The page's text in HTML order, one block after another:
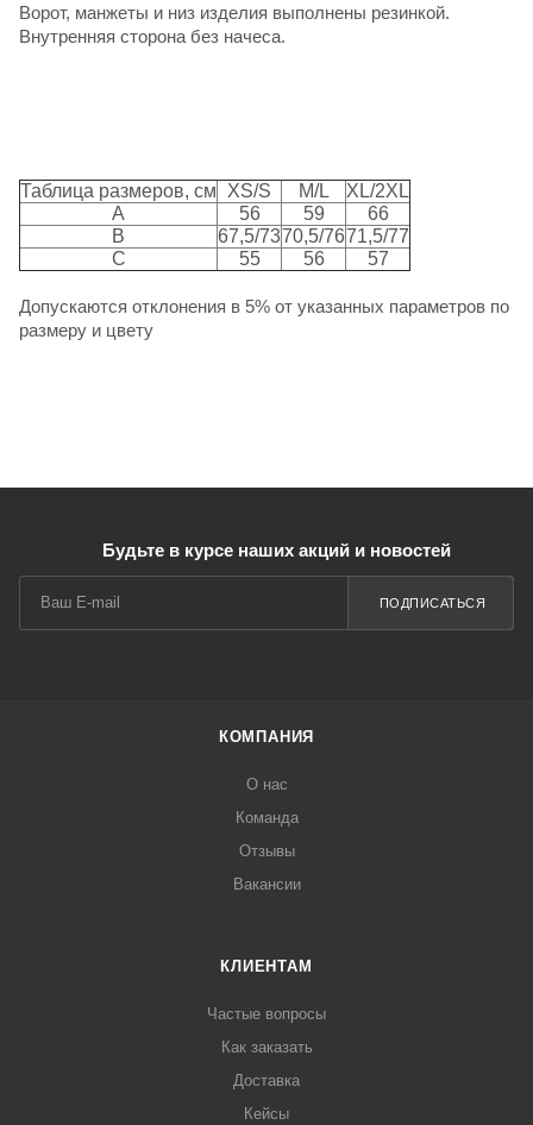
Ворот, манжеты и низ изделия выполнены резинкой.
Внутренняя сторона без начеса.
Таблица размеров, см XS/S M/L
XL/2XL
A
56 59
66
B
67,5/7370,5/7671,5/77
C
55 56 57
Допускаются отклонения в 5% от указанных параметров по
размеру и цвету
Будьте в курсе наших акций и новостей
ПОДПИСАТЬСЯ
КОМПАНИЯ
О нас
Команда
Отзывы
Вакансии
КЛИЕНТАМ
Частые вопросы
Как заказать
Доставка
Кейсы